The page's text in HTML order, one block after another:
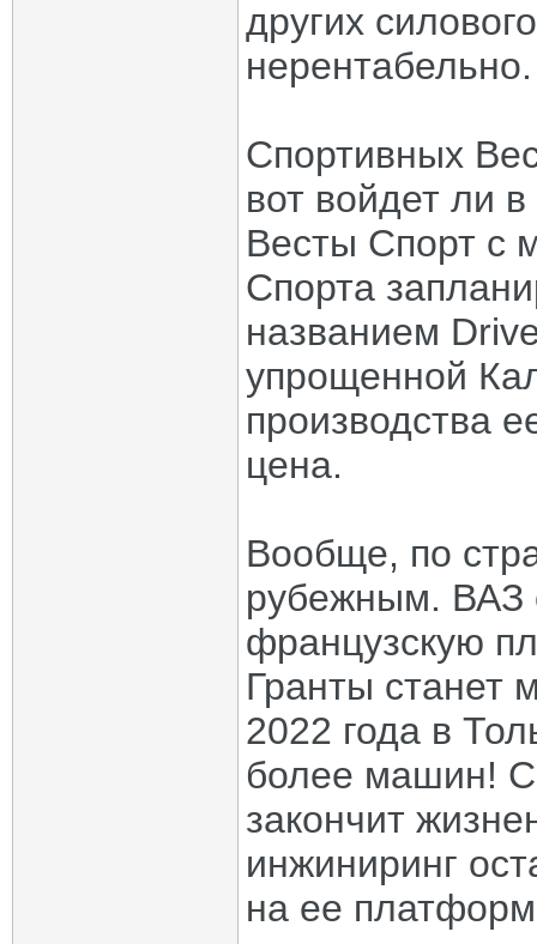
других
нерентабельно.
Спортивных
вот войдет ли
Весты Спорт с
Спорта
названием
упрощенной
производства
цена.
Вообще, по
рубежным. ВАЗ
французскую
Гранты станет
2022 года в
более машин!
закончит
инжиниринг
на ее